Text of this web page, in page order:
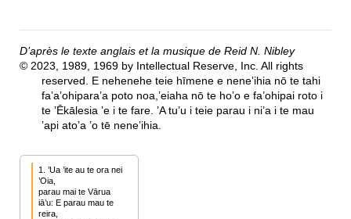
D’après le texte anglais et la musique de Reid N. Nibley
© 2023, 1989, 1969 by Intellectual Reserve, Inc. All rights
reserved. E nehenehe teie hīmene e neneʼihia nō te tahi
faʼaʼohiparaʼa poto noa,’eiaha nō te hoʼo e fa’ohipai roto i
te ’Ēkālesia ’e i te fare. ’A tu’u i teie parau i ni’a i te mau
’api ato’a ’o tē nene’ihia.
1. ’Ua ’ite au te ora nei
’Oia,
parau mai te Vārua
iā’u: E parau mau te
reira,